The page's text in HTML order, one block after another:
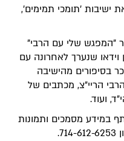
ישיבות 'תומכי תמימים',
"המפגש שלי עם הרבי"
וידאו שנערך לאחרונה עם
בסיפורים מהישיבה
הריי"צ, מכתבים של
ועוד.
במידע מסמכים ותמונות